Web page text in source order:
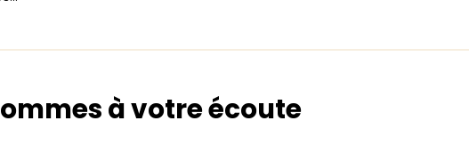
à votre écoute